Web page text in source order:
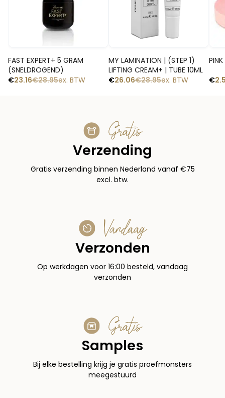
FAST EXPERT+ 5 GRAM
(SNELDROGEND)
€28.95
€23.16 ex. BTW
Snelle blik
MY LAMINATION | (STEP 1)
LIFTING CREAM+ | TUBE 10ML
€28.95
€26.06 ex. BTW
€
Gratis
Verzending
Gratis verzending binnen Nederland vanaf €75
excl. btw.
Vandaag
Verzonden
Op werkdagen voor 16:00 besteld, vandaag
verzonden
Gratis
Samples
Bij elke bestelling krijg je gratis proefmonsters
meegestuurd